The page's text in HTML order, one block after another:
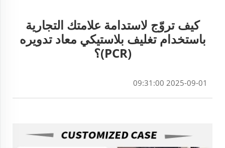
كيف تروّج لاستدامة علامتك التجارية
باستخدام تغليف بلاستيكي معاد تدويره
(PCR)؟
2025-09-01 09:31:00